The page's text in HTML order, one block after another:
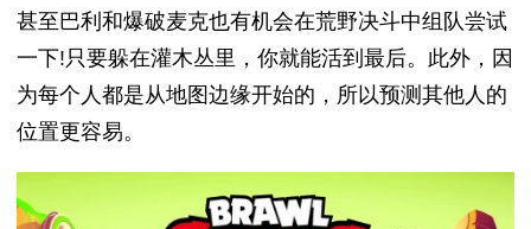
甚至巴利和爆破麦克也有机会在荒野决斗中组队尝试
一下!只要躲在灌木丛里，你就能活到最后。此外，因
为每个人都是从地图边缘开始的，所以预测其他人的
位置更容易。